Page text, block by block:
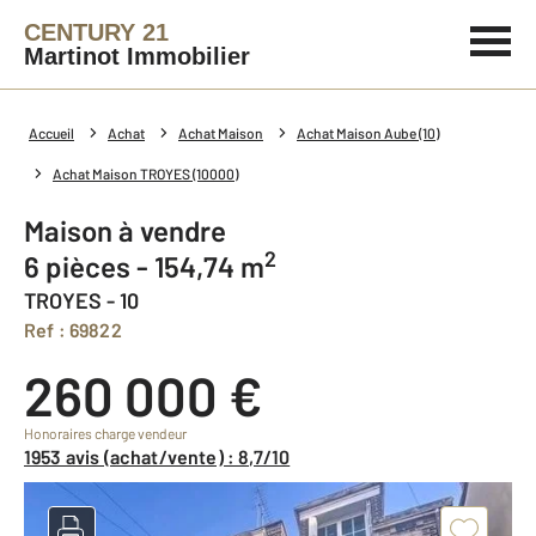
CENTURY 21
Martinot Immobilier
Accueil Achat Achat Maison Achat Maison Aube (10)
Achat Maison TROYES (10000)
Maison à vendre
6 pièces - 154,74 m2
TROYES - 10
Ref : 69822
260 000 €
Honoraires charge vendeur
1953 avis (achat/vente) : 8,7/10